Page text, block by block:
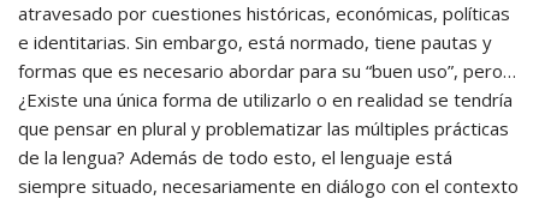
atravesado por cuestiones históricas, económicas, políticas
e identitarias. Sin embargo, está normado, tiene pautas y
formas que es necesario abordar para su “buen uso”, pero…
¿Existe una única forma de utilizarlo o en realidad se tendría
que pensar en plural y problematizar las múltiples prácticas
de la lengua? Además de todo esto, el lenguaje está
siempre situado, necesariamente en diálogo con el contexto